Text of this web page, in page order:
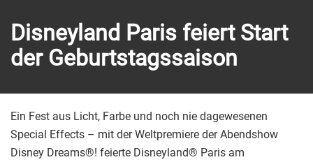
Disneyland Paris feiert Start
der Geburtstagssaison
Ein Fest aus Licht, Farbe und noch nie dagewesenen
Special Effects – mit der Weltpremiere der Abendshow
Disney Dreams®! feierte Disneyland® Paris am